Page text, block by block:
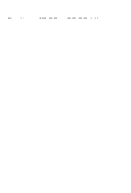
Freitag 17:00 - 00:00 Uhr